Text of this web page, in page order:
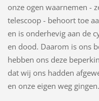
onze ogen waarnemen -
telescoop - behoort toe
en is onderhevig aan de
en dood. Daarom is ons
hebben ons deze
dat wij ons hadden
en onze eigen weg gingen.